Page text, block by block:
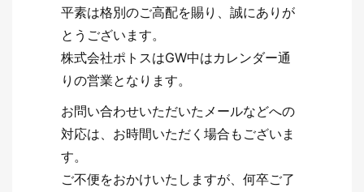
平素は格別のご高配を賜り、誠にありが
とうございます。
株式会社ポトスはGW中はカレンダー通
りの営業となります。
お問い合わせいただいたメールなどへの
対応は、お時間いただく場合もございま
す。
ご不便をおかけいたしますが、何卒ご了